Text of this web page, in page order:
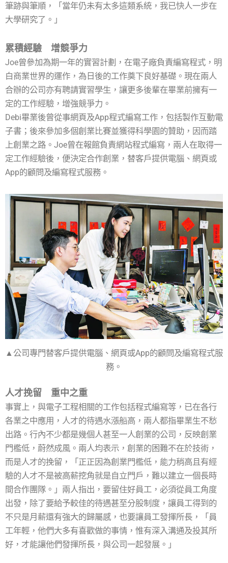
筆跡與筆順，「當年仍未有太多這類系統，我已快人一步在
大學研究了。」
累積經驗 增競爭力
Joe曾參加為期一年的實習計劃，在電子廠負責編寫程式，明
白商業世界的運作，為日後的工作奠下良好基礎。現在兩人
合辦的公司亦有聘請實習學生，讓更多後輩在畢業前擁有一
定的工作經驗，增強競爭力。
Debi畢業後曾從事網頁及App程式編寫工作，包括製作互動電
子書；後來參加多個創業比賽並獲得科學園的贊助，因而踏
上創業之路。Joe曾在報館負責網站程式編寫，兩人在取得一
定工作經驗後，便決定合作創業，替客戶提供電腦、網頁或
App的顧問及編寫程式服務。
▲公司專門替客戶提供電腦、網頁或App的顧問及編寫程式服
務。
人才挽留 重中之重
事實上，與電子工程相關的工作包括程式編寫等，已在各行
各業之中應用，人才的待遇水漲船高，兩人都指畢業生不愁
出路。行內不少都是幾個人甚至一人創業的公司，反映創業
門檻低，蔚然成風。兩人均表示，創業的困難不在於技術，
而是人才的挽留，「正正因為創業門檻低，能力稍高且有經
驗的人才不是被高薪挖角就是自立門戶，難以建立一個長時
間合作團隊。」兩人指出，要留住好員工，必須從員工角度
出發，除了要給予較佳的待遇甚至分股制度，讓員工得到的
不只是月薪還有強大的歸屬感，也要讓員工發揮所長，「員
工年輕，他們大多有喜歡做的事情，惟有深入溝通及投其所
好，才能讓他們發揮所長，與公司一起發展。」